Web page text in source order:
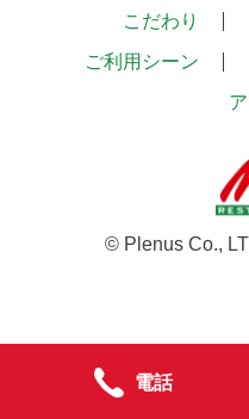
こだわり
ご利用シーン
© Plenus Co.,
電話